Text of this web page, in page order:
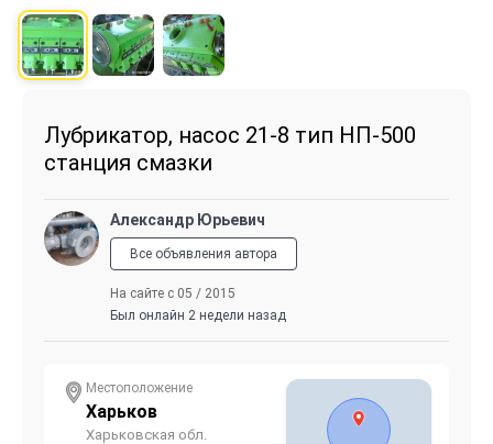
Лубрикатор, насос 21-8 тип НП-500
станция смазки
Александр Юрьевич
Все объявления автора
На сайте с 05 / 2015
Был онлайн 2 недели назад
Местоположение
Харьков
Харьковская обл.